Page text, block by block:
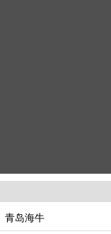
青岛海牛